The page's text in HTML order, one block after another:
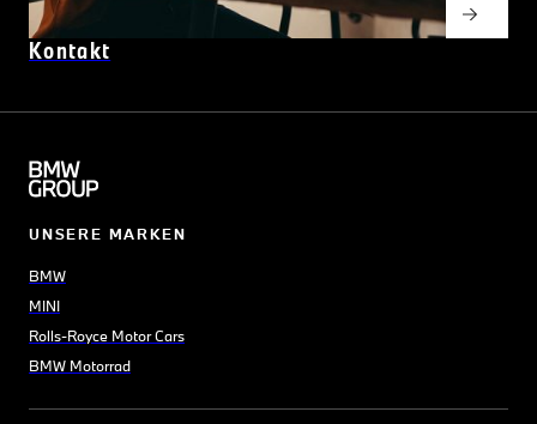
Kontakt
UNSERE MARKEN
BMW
MINI
Rolls-Royce Motor Cars
BMW Motorrad